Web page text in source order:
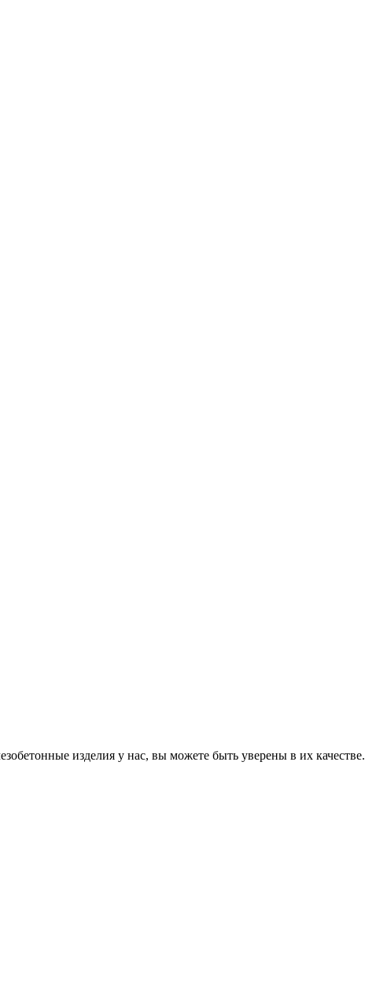
изделия у нас, вы можете быть уверены в их качестве.